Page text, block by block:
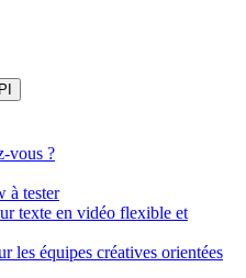
vous ?
à tester
texte en vidéo flexible et
les équipes créatives orientées